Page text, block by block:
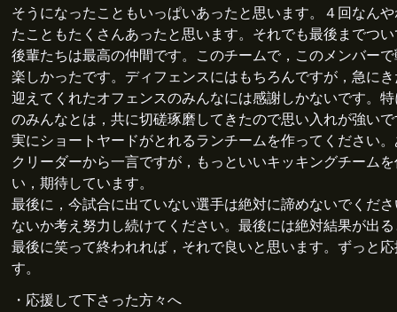
そうになったこともいっぱいあったと思います。４回なん
たこともたくさんあったと思います。それでも最後までつ
後輩たちは最高の仲間です。このチームで，このメンバー
楽しかったです。ディフェンスにはもちろんですが，急に
迎えてくれたオフェンスのみんなには感謝しかないです。
のみんなとは，共に切磋琢磨してきたので思い入れが強い
実にショートヤードがとれるランチームを作ってください
クリーダーから一言ですが，もっといいキッキングチーム
い，期待しています。
最後に，今試合に出ていない選手は絶対に諦めないでくだ
ないか考え努力し続けてください。最後には絶対結果が出
最後に笑って終われれば，それで良いと思います。ずっと
す。
・応援して下さった方々へ